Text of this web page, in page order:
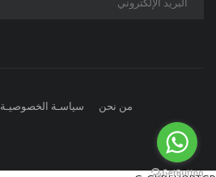
من نحن سياسـة الخصوصيـة